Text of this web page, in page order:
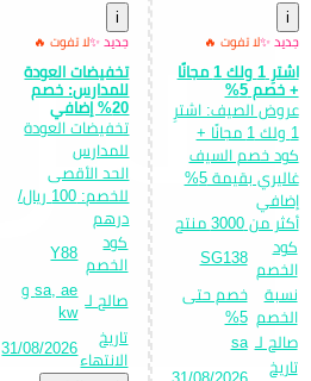
i
جديد ✨لا تفوت 🔥
اشترِ 1 ولك 1 مجانًا
+ خصم 5%
عروض الصيف: اشترِ
1 ولك 1 مجانًا +
كود خصم السيف
غاليري بقيمة 5%
إضافي
أكثر من 3000 منتج
كود
الخصم SG138
نسبة
الخصم
خصم حتى
5%
صالح لـ sa
تاريخ
i
جديد ✨لا تفوت 🔥
تخفيضات العودة
للمدارس: خصم
20% إضافي
تخفيضات العودة
للمدارس
الحد الأقصى
للخصم: 100 ريال/
درهم
كود
الخصم Y88
صالح لـ
sa, ae و
kw
تاريخ
الانتهاء31/08/2026